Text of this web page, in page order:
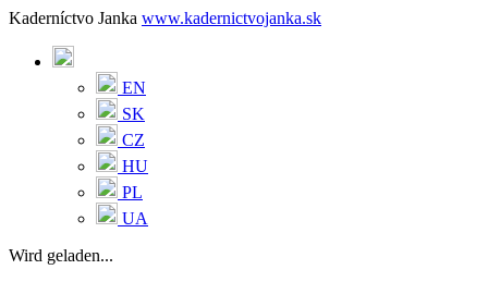
Kaderníctvo Janka www.kadernictvojanka.sk
EN
SK
CZ
HU
PL
UA
Wird geladen...